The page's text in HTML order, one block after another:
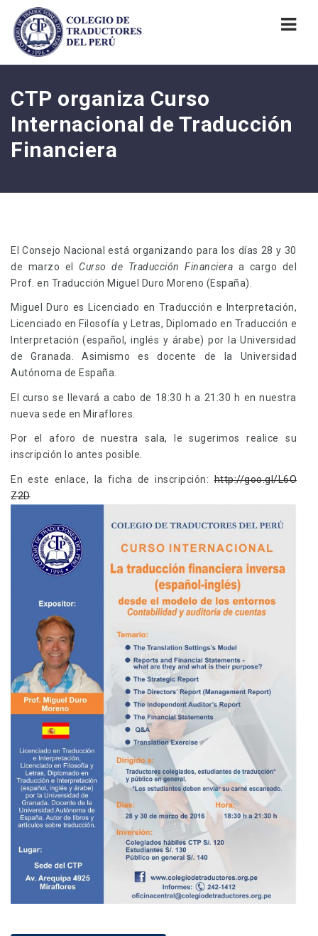
CTP organiza Curso
Internacional de Traducción
Financiera
El Consejo Nacional está organizando para los días 28 y 30
de marzo el Curso de Traducción Financiera a cargo del
Prof. en Traducción Miguel Duro Moreno (España).
Miguel Duro es Licenciado en Traducción e Interpretación,
Licenciado en Filosofía y Letras, Diplomado en Traducción e
Interpretación (español, inglés y árabe) por la Universidad
de Granada. Asimismo es docente de la Universidad
Autónoma de España.
El curso se llevará a cabo de 18:30 h a 21:30 h en nuestra
nueva sede en Miraflores.
Por el aforo de nuestra sala, le sugerimos realice su
inscripción lo antes posible.
En este enlace, la ficha de inscripción:http://goo.gl/L6O
Z2D